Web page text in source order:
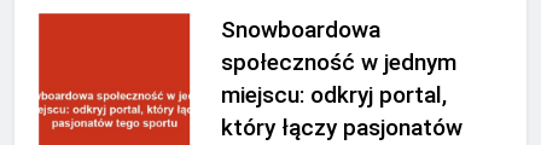
Snowboardowa
społeczność w jednym
miejscu: odkryj portal,
który łączy pasjonatów